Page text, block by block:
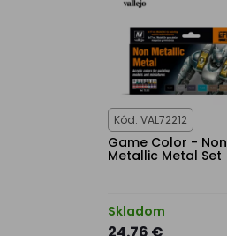
Kód: VAL72212
Game Color - Non
Metallic Metal Set
Skladom